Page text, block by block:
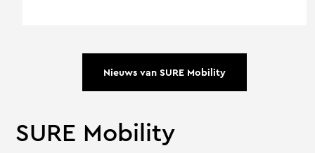
SURE Mobility
Nieuws van SURE Mobility